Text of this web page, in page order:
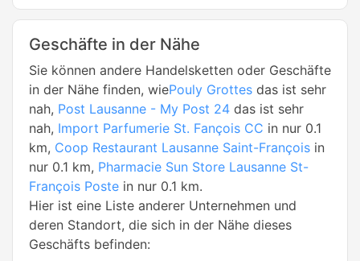
Geschäfte in der Nähe
Sie können andere Handelsketten oder Geschäfte
in der Nähe finden, wiePouly Grottes das ist sehr
nah, Post Lausanne - My Post 24 das ist sehr
nah, Import Parfumerie St. Fançois CC in nur 0.1
km, Coop Restaurant Lausanne Saint-François in
nur 0.1 km, Pharmacie Sun Store Lausanne St-
François Poste in nur 0.1 km.
Hier ist eine Liste anderer Unternehmen und
deren Standort, die sich in der Nähe dieses
Geschäfts befinden: